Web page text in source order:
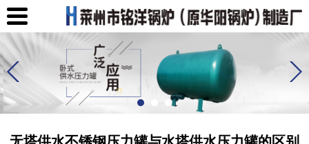
无塔供水不锈钢压力罐与水塔供水压力罐的区别